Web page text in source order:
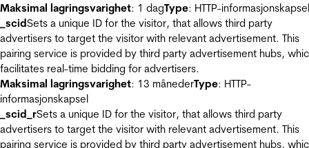
Maksimal lagringsvarighet: 1 dagType: HTTP-informasjonskapsel
_scidSets a unique ID for the visitor, that allows third party
advertisers to target the visitor with relevant advertisement. This
pairing service is provided by third party advertisement hubs,
facilitates real-time bidding for advertisers.
Maksimal lagringsvarighet: 13 månederType: HTTP-
informasjonskapsel
_scid_rSets a unique ID for the visitor, that allows third party
advertisers to target the visitor with relevant advertisement. This
pairing service is provided by third party advertisement hubs,